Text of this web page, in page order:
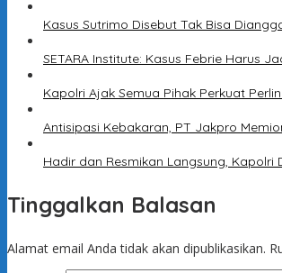
Kasus Sutrimo Disebut Tak Bisa
SETARA Institute: Kasus Febrie Harus
Kapolri Ajak Semua Pihak Perkuat
Antisipasi Kebakaran, PT Jakpro
Hadir dan Resmikan Langsung, Kapolri
Tinggalkan Balasan
Alamat email Anda tidak akan dipublikasikan.